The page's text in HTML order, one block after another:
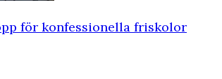
för konfessionella friskolor